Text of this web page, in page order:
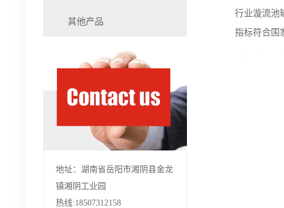
其他产品
地址：湖南省岳阳市湘阴县金龙
镇湘阴工业园
热线:18507312158
行业漩流池
指标符合国